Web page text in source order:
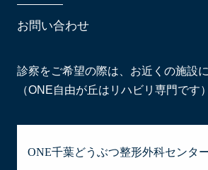
お問い合わせ
診察をご希望の際は、お近くの施設
（ONE自由が丘はリハビリ専門です）
ONE千葉どうぶつ整形外科センタ